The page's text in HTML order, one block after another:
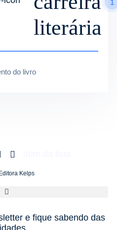
literária
1
do livro
Kelps
e fique sabendo das